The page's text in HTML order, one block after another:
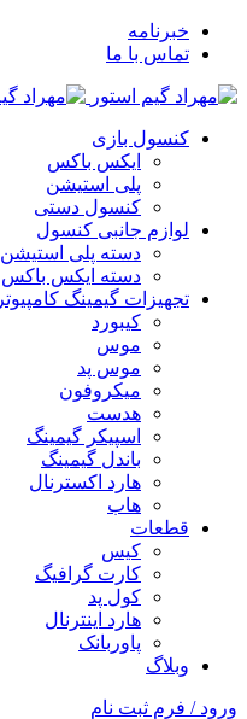
خبرنامه
تماس با ما
کنسول بازی
ایکس باکس
پلی استیشن
کنسول دستی
لوازم جانبی کنسول
دسته پلی استیشن 5
دسته ایکس باکس
تجهیزات گیمینگ کامپیوتر
کیبورد
موس
موس پد
میکروفون
هدست
اسپیکر گیمینگ
باندل گیمینگ
هارد اکسترنال
هاب
قطعات
کیس
کارت گرافیگ
کول پد
هارد اینترنال
پاوربانک
وبلاگ
ورود / فرم ثبت نام